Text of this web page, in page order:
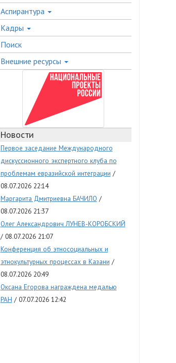
Аспирантура
Кадры
Поиск
Внешние ресурсы
Новости
Первое заседание Международного
дискуссионного экспертного клуба по
проблемам евразийской интеграции
08.07.2026 22:14
Маргарита Дмитриевна БАЧИЛО
08.07.2026 21:37
Олег Александрович ЛУНЕВ-КОРОБСКИЙ
08.07.2026 21:07
Конференция об этносоциальных и
этнокультурных процессах в Казани
08.07.2026 20:49
Оксана Егорова награждена медалью
РАН
07.07.2026 12:42